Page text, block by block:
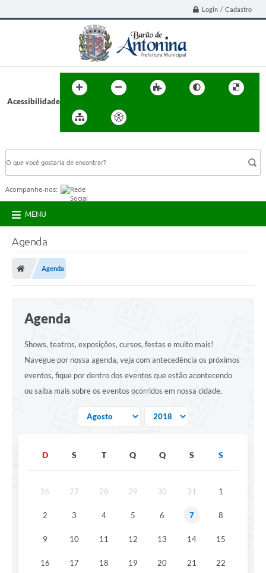
Login / Cadastro
Acessibilidade
Acompanhe-nos:
MENU
Agenda
Agenda
Agenda
Shows, teatros, exposições, cursos, festas e muito mais!
Navegue por nossa agenda, veja com antecedência os próximos
eventos, fique por dentro dos eventos que estão acontecendo
ou saiba mais sobre os eventos ocorridos em nossa cidade.
D S T Q Q S S
26 27 28 29 30 31 1
2 3 4 5 6 7 8
9 10 11 12 13 14 15
16 17 18 19 20 21 22